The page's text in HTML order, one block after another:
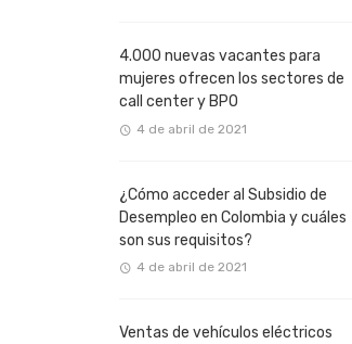
4.000 nuevas vacantes para
mujeres ofrecen los sectores de
call center y BPO
4 de abril de 2021
¿Cómo acceder al Subsidio de
Desempleo en Colombia y cuáles
son sus requisitos?
4 de abril de 2021
Ventas de vehículos eléctricos